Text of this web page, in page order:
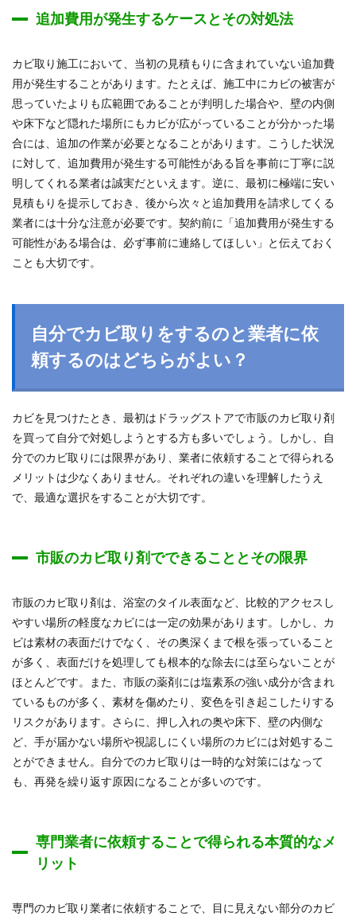
追加費用が発生するケースとその対処法
カビ取り施工において、当初の見積もりに含まれていない追加費
用が発生することがあります。たとえば、施工中にカビの被害が
思っていたよりも広範囲であることが判明した場合や、壁の内側
や床下など隠れた場所にもカビが広がっていることが分かった場
合には、追加の作業が必要となることがあります。こうした状況
に対して、追加費用が発生する可能性がある旨を事前に丁寧に説
明してくれる業者は誠実だといえます。逆に、最初に極端に安い
見積もりを提示しておき、後から次々と追加費用を請求してくる
業者には十分な注意が必要です。契約前に「追加費用が発生する
可能性がある場合は、必ず事前に連絡してほしい」と伝えておく
ことも大切です。
自分でカビ取りをするのと業者に依
頼するのはどちらがよい？
カビを見つけたとき、最初はドラッグストアで市販のカビ取り剤
を買って自分で対処しようとする方も多いでしょう。しかし、自
分でのカビ取りには限界があり、業者に依頼することで得られる
メリットは少なくありません。それぞれの違いを理解したうえ
で、最適な選択をすることが大切です。
市販のカビ取り剤でできることとその限界
市販のカビ取り剤は、浴室のタイル表面など、比較的アクセスし
やすい場所の軽度なカビには一定の効果があります。しかし、カ
ビは素材の表面だけでなく、その奥深くまで根を張っていること
が多く、表面だけを処理しても根本的な除去には至らないことが
ほとんどです。また、市販の薬剤には塩素系の強い成分が含まれ
ているものが多く、素材を傷めたり、変色を引き起こしたりする
リスクがあります。さらに、押し入れの奥や床下、壁の内側な
ど、手が届かない場所や視認しにくい場所のカビには対処するこ
とができません。自分でのカビ取りは一時的な対策にはなって
も、再発を繰り返す原因になることが多いのです。
専門業者に依頼することで得られる本質的なメ
リット
専門のカビ取り業者に依頼することで、目に見えない部分のカビ